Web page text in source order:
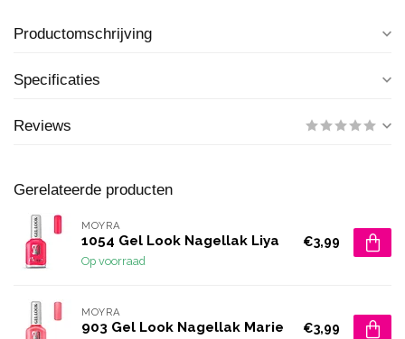
Productomschrijving
Specificaties
Reviews
Gerelateerde producten
MOYRA
1054 Gel Look Nagellak Liya
Op voorraad
€3,99
MOYRA
903 Gel Look Nagellak Marie €3,99